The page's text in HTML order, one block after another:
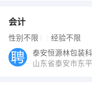
会计
性别不限 经验不限
泰安恒源林包装
山东省泰安市东